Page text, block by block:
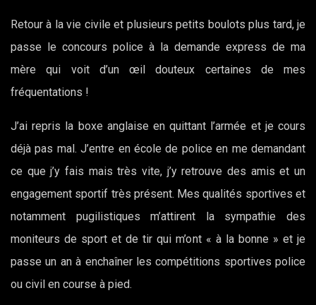
Retour à la vie civile et plusieurs petits boulots plus tard, je
passe le concours police à la demande express de ma
mère qui voit d’un œil douteux certaines de mes
fréquentations !
J’ai repris la boxe anglaise en quittant l’armée et je cours
déjà pas mal. J’entre en école de police en me demandant
ce que j’y fais mais très vite, j’y retrouve des amis et un
engagement sportif très présent. Mes qualités sportives et
notamment pugilistiques m’attirent la sympathie des
moniteurs de sport et de tir qui m’ont « à la bonne » et je
passe un an à enchaîner les compétitions sportives police
ou civil en course à pied.